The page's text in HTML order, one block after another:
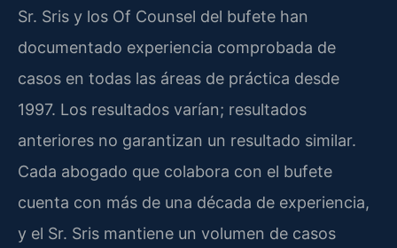
Sr. Sris y los Of Counsel del bufete han
documentado experiencia comprobada de
casos en todas las áreas de práctica desde
1997. Los resultados varían; resultados
anteriores no garantizan un resultado similar.
Cada abogado que colabora con el bufete
cuenta con más de una década de experiencia,
y el Sr. Sris mantiene un volumen de casos